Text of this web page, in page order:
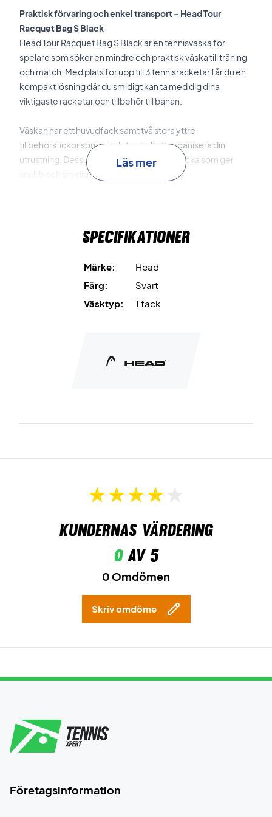
Praktisk förvaring och enkel transport – Head Tour
Racquet Bag S Black
Head Tour Racquet Bag S Black är en tennisväska för
spelare som söker en mindre och praktisk väska till träning
och match. Med plats för upp till 3 tennisracketar får du en
kompakt lösning där du smidigt kan ta med dig dina
viktigaste racketar och tillbehör till banan.
Väskan har ett huvudfack samt två stora yttre
tillbehörsfickor som gör det enkelt att organisera din
utrustning. Dessutom finns en yttre mobilficka som ger
snabb och smidig åtkomst till mobilen.
ryggsäckskonstruktion och topphandtag kan väskan bäras
det viktigaste racketutrustningen.
ger enkel förvaring av accessoarer.
Reflekterande materialökar synligheten i mörker.
Ta med det viktigaste till banan – säkra ditt exemplar av
Svart.
Läs mer
Specifikationer
Märke:
Head
Färg:
Svart
Väsktyp:
1 fack
Kundernas värdering
0av 5
0 Omdömen
Skriv omdöme
Företagsinformation